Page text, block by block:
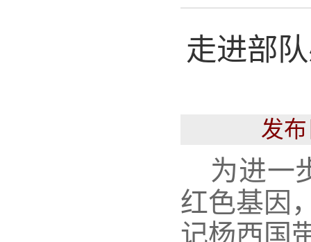
走进部
发
为进一
红色基因
记杨西国